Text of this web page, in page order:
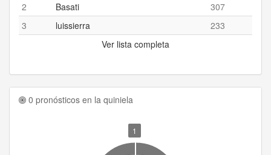
2
Basati
307
3
luissierra
233
Ver lista completa
0 pronósticos en la quiniela
1